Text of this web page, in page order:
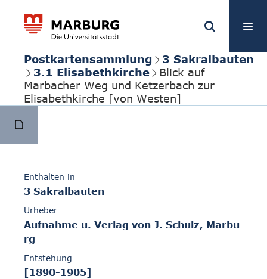
Postkartensammlung
3 Sakralbauten
3.1 Elisabethkirche
Blick auf
Marbacher Weg und Ketzerbach zur
Elisabethkirche [von Westen]
Enthalten in
3 Sakralbauten
Urheber
Aufnahme u. Verlag von J. Schulz, Marbu
rg
Entstehung
[1890-1905]